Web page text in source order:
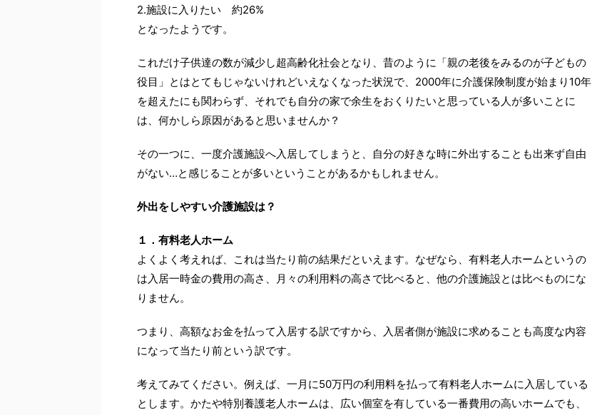
2.施設に入りたい 約26%
となったようです。
これだけ子供達の数が減少し超高齢化社会となり、昔のように「親の老後をみるのが子どもの
役目」とはとてもじゃないけれどいえなくなった状況で、2000年に介護保険制度が始まり10年
を超えたにも関わらず、それでも自分の家で余生をおくりたいと思っている人が多いことに
は、何かしら原因があると思いませんか？
その一つに、一度介護施設へ入居してしまうと、自分の好きな時に外出することも出来ず自由
がない…と感じることが多いということがあるかもしれません。
外出をしやすい介護施設は？
１．有料老人ホーム
よくよく考えれば、これは当たり前の結果だといえます。なぜなら、有料老人ホームというの
は入居一時金の費用の高さ、月々の利用料の高さで比べると、他の介護施設とは比べものにな
りません。
つまり、高額なお金を払って入居する訳ですから、入居者側が施設に求めることも高度な内容
になって当たり前という訳です。
考えてみてください。例えば、一月に50万円の利用料を払って有料老人ホームに入居している
とします。かたや特別養護老人ホームは、広い個室を有している一番費用の高いホームでも、